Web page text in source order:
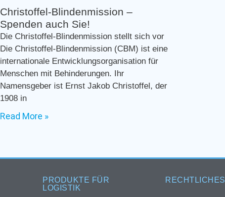
Christoffel-Blindenmission –
Spenden auch Sie!
Die Christoffel-Blindenmission stellt sich vor
Die Christoffel-Blindenmission (CBM) ist eine
internationale Entwicklungsorganisation für
Menschen mit Behinderungen. Ihr
Namensgeber ist Ernst Jakob Christoffel, der
1908 in
Read More »
PRODUKTE FÜR
LOGISTIK
RECHTLICHES